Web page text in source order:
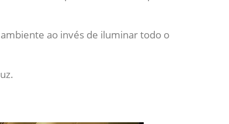
ao invés de iluminar todo o